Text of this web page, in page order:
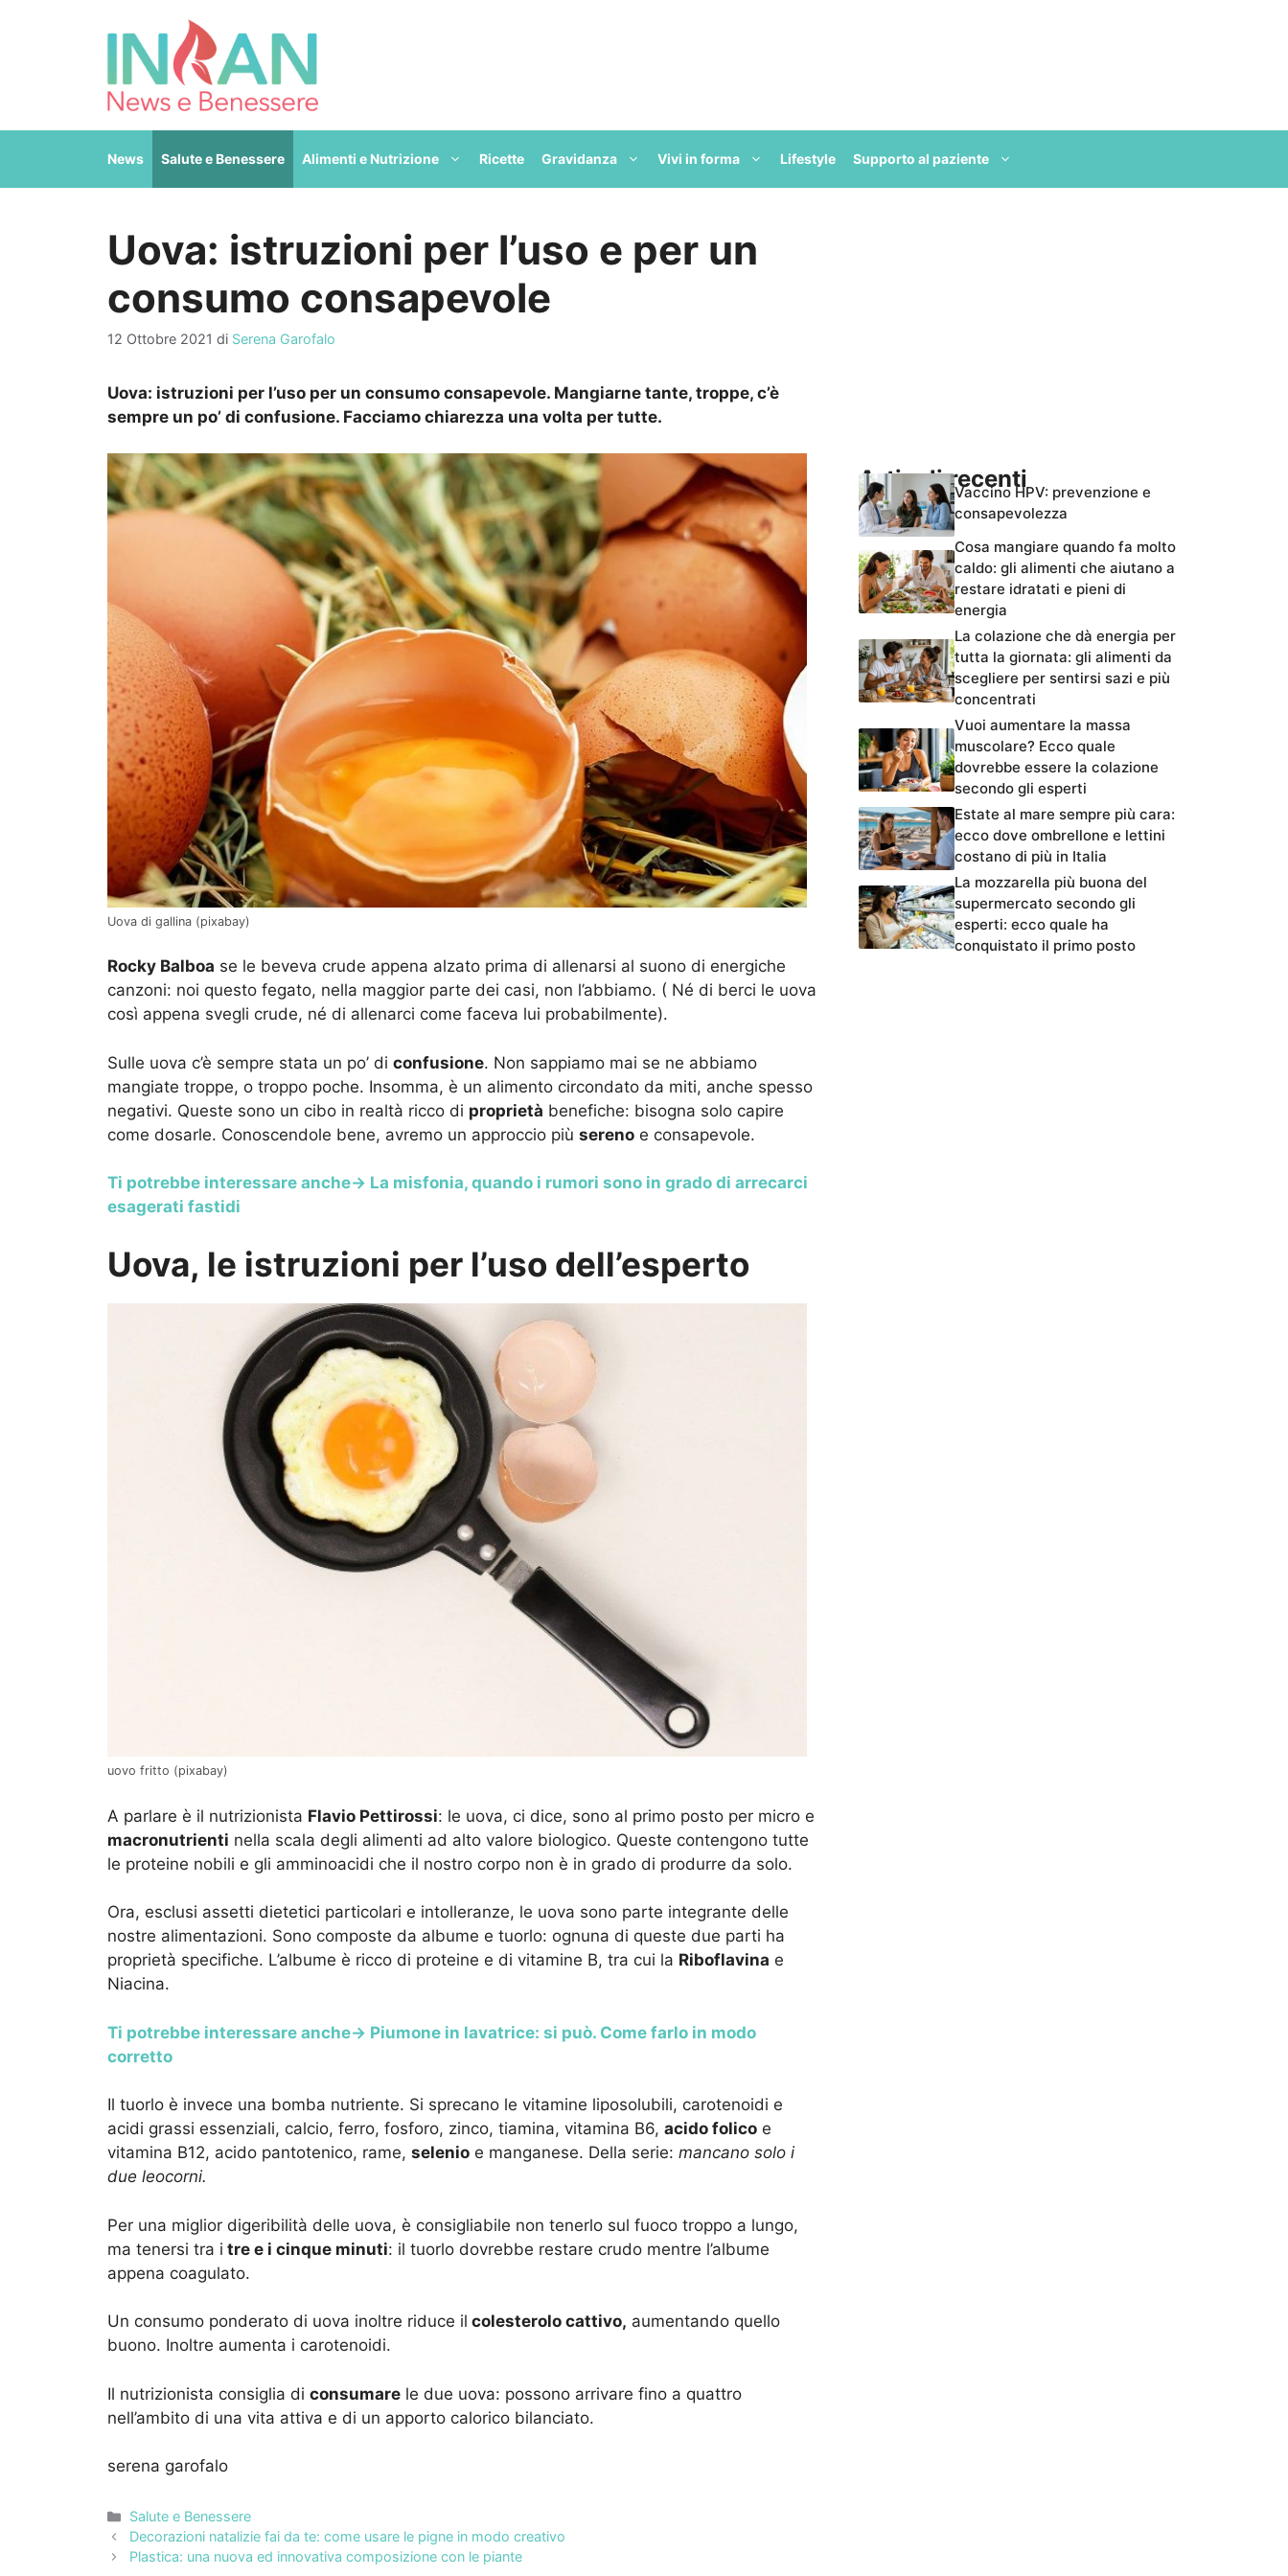
News Salute e Benessere Alimenti e Nutrizione Ricette Gravidanza Vivi in forma Lifestyle Supporto al paziente
Uova: istruzioni per l’uso e per un
consumo consapevole
12 Ottobre 2021 di Serena Garofalo
Uova: istruzioni per l’uso per un consumo consapevole. Mangiarne tante, troppe, c’è
sempre un po’ di confusione. Facciamo chiarezza una volta per tutte.
Uova di gallina (pixabay)
Rocky Balboa se le beveva crude appena alzato prima di allenarsi al suono di energiche
canzoni: noi questo fegato, nella maggior parte dei casi, non l’abbiamo. ( Né di berci le uova
così appena svegli crude, né di allenarci come faceva lui probabilmente).
Sulle uova c’è sempre stata un po’ di confusione. Non sappiamo mai se ne abbiamo
mangiate troppe, o troppo poche. Insomma, è un alimento circondato da miti, anche spesso
negativi. Queste sono un cibo in realtà ricco di proprietà benefiche: bisogna solo capire
come dosarle. Conoscendole bene, avremo un approccio più sereno e consapevole.
Ti potrebbe interessare anche-> La misfonia, quando i rumori sono in grado di arrecarci
esagerati fastidi
Uova, le istruzioni per l’uso dell’esperto
uovo fritto (pixabay)
A parlare è il nutrizionista Flavio Pettirossi: le uova, ci dice, sono al primo posto per micro e
macronutrienti nella scala degli alimenti ad alto valore biologico. Queste contengono tutte
le proteine nobili e gli amminoacidi che il nostro corpo non è in grado di produrre da solo.
Ora, esclusi assetti dietetici particolari e intolleranze, le uova sono parte integrante delle
nostre alimentazioni. Sono composte da albume e tuorlo: ognuna di queste due parti ha
proprietà specifiche. L’albume è ricco di proteine e di vitamine B, tra cui la Riboflavina e
Niacina.
Ti potrebbe interessare anche-> Piumone in lavatrice: si può. Come farlo in modo
corretto
Il tuorlo è invece una bomba nutriente. Si sprecano le vitamine liposolubili, carotenoidi e
acidi grassi essenziali, calcio, ferro, fosforo, zinco, tiamina, vitamina B6, acido folico e
vitamina B12, acido pantotenico, rame, selenio e manganese. Della serie: mancano solo i
due leocorni.
Per una miglior digeribilità delle uova, è consigliabile non tenerlo sul fuoco troppo a lungo,
ma tenersi tra i tre e i cinque minuti: il tuorlo dovrebbe restare crudo mentre l’albume
appena coagulato.
Un consumo ponderato di uova inoltre riduce il colesterolo cattivo, aumentando quello
buono. Inoltre aumenta i carotenoidi.
Il nutrizionista consiglia di consumare le due uova: possono arrivare fino a quattro
nell’ambito di una vita attiva e di un apporto calorico bilanciato.
serena garofalo
Categorie
Salute e Benessere
Decorazioni natalizie fai da te: come usare le pigne in modo creativo
Plastica: una nuova ed innovativa composizione con le piante
Articoli recentiVaccino HPV: prevenzione e
consapevolezza
Cosa mangiare quando fa molto
caldo: gli alimenti che aiutano a
restare idratati e pieni di
energia
La colazione che dà energia per
tutta la giornata: gli alimenti da
scegliere per sentirsi sazi e più
concentrati
Vuoi aumentare la massa
muscolare? Ecco quale
dovrebbe essere la colazione
secondo gli esperti
Estate al mare sempre più cara:
ecco dove ombrellone e lettini
costano di più in Italia
La mozzarella più buona del
supermercato secondo gli
esperti: ecco quale ha
conquistato il primo posto